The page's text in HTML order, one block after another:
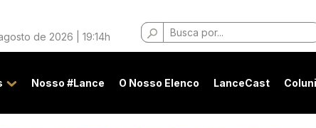
de 2026 | 19:14h
Buscar
por:
Nosso #Lance O Nosso Elenco LanceCast